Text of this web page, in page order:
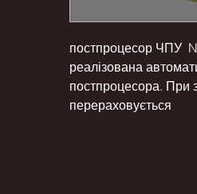
постпроцесор ЧПУ
реалізована
постпроцесора. При
перераховується